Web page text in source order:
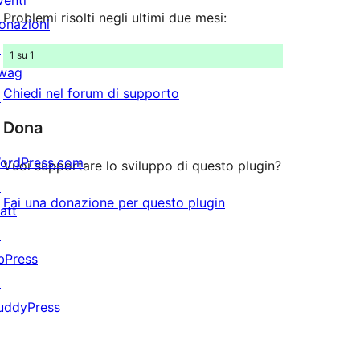
Problemi risolti negli ultimi due mesi:
1 su 1
Chiedi nel forum di supporto
Dona
Vuoi supportare lo sviluppo di questo plugin?
Fai una donazione per questo plugin